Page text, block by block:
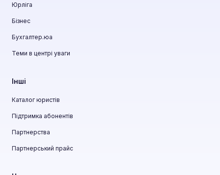
Юрліга
Бізнес
Бухгалтер.юа
Теми в центрі уваги
Інші
Каталог юристів
Підтримка абонентів
Партнерства
Партнерський прайс